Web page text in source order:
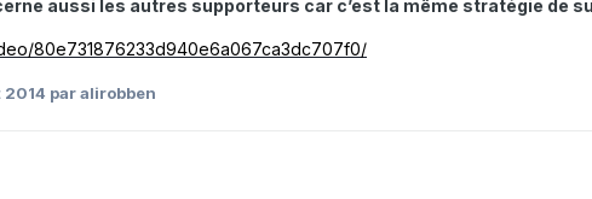
aussi les autres supporteurs car c’est la même stratégie de
80e731876233d940e6a067ca3dc707f0/
2014 par alirobben